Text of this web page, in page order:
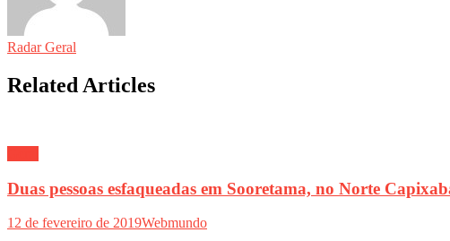
Radar Geral
Related Articles
Duas pessoas esfaqueadas em Sooretama, no Norte
12 de fevereiro de 2019Webmundo